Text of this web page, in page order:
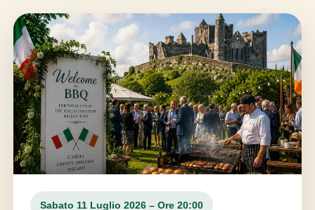
Sabato 11 Luglio 2026 – Ore 20:00